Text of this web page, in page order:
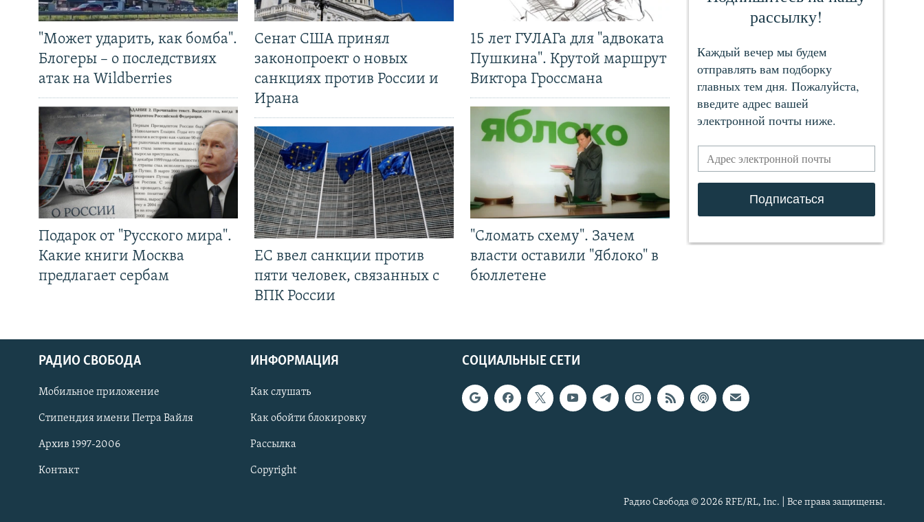
СОЦИАЛЬНЫЕ СЕТИ
"Может ударить, как бомба".
Блогеры – о последствиях
атак на Wildberries
Подарок от "Русского мира".
Какие книги Москва
предлагает сербам
Сенат США принял
законопроект о новых
санкциях против России и
Ирана
ЕС ввел санкции против
пяти человек, связанных с
ВПК России
15 лет ГУЛАГа для "адвоката
Пушкина". Крутой маршрут
Виктора Гроссмана
"Сломать схему". Зачем
власти оставили "Яблоко" в
бюллетене
СОЦИАЛЬНЫЕ СЕТИ
РАДИО СВОБОДА
Мобильное приложение
Стипендия имени Петра Вайля
Архив 1997-2006
Контакт
ИНФОРМАЦИЯ
Как слушать
Как обойти блокировку
Рассылка
Copyright
Радио Свобода © 2026 RFE/RL, Inc. | Все права защищены.